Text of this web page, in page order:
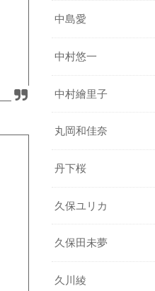
中島愛
中村悠一
中村繪里子
丸岡和佳奈
丹下桜
久保ユリカ
久保田未夢
久川綾